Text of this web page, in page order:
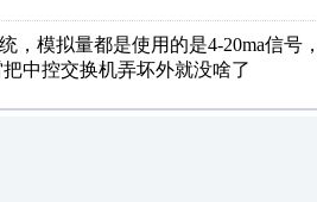
，模拟量都是使用的是4-20ma信
中控交换机弄坏外就没啥了